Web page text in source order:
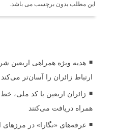
این مطلب بدون برچسب می باشد.
هدیه ویژه همراهی اربعین
ارتباط زائران را آسان‌تر می‌کند
زائران اربعین با کد ملی، خط
همراه دریافت می‌کنند
غرفه‌های «نگارا» در